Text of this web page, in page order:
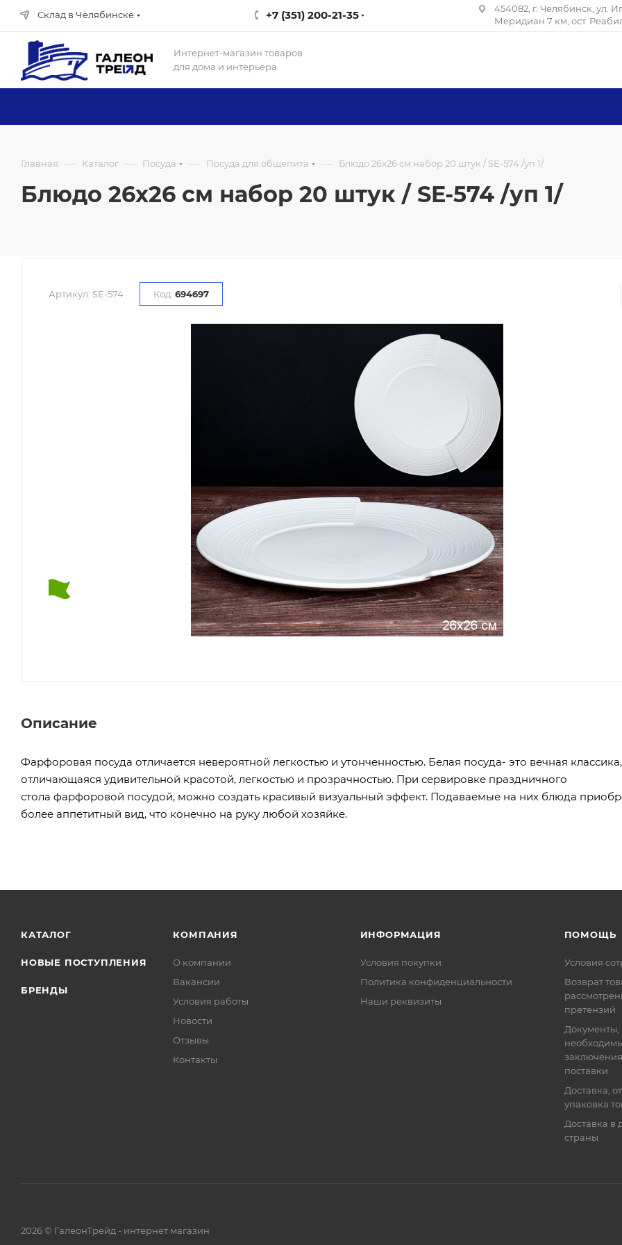
Склад в Челябинске +7 (351) 200-21-35
454082, г. Челябинск, ул.
Меридиан 7 км, ост.
Интернет-магазин товаров
для дома и интерьера
Главная — Каталог — Посуда — Посуда для общепита — Блюдо 26х26 см набор 20 штук / SE-574 /уп 1/
Блюдо 26х26 см набор 20 штук / SE-574 /уп 1/
Артикул: SE-574 Код: 694697
Описание
Фарфоровая посуда отличается невероятной легкостью и утонченностью. Белая посуда- это вечная классика,
отличающаяся удивительной красотой, легкостью и прозрачностью. При сервировке праздничного
стола фарфоровой посудой, можно создать красивый визуальный эффект. Подаваемые на них блюда
более аппетитный вид, что конечно на руку любой хозяйке.
КАТАЛОГ
НОВЫЕ ПОСТУПЛЕНИЯ
БРЕНДЫ
КОМПАНИЯ
О компании
Вакансии
Условия работы
Новости
Отзывы
Контакты
ИНФОРМАЦИЯ
Условия покупки
Политика конфиденциальности
Наши реквизиты
ПОМОЩЬ
Условия
Возврат
претензий
Документы,
поставки
Доставка,
упаковка
Доставка в
страны
2026 © ГалеонТрейд - интернет магазин